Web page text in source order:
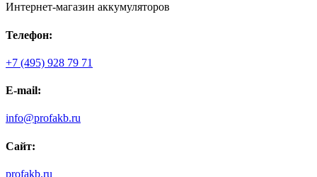
Интернет-магазин аккумуляторов
Телефон:
+7 (495) 928 79 71
E-mail:
info@profakb.ru
Сайт:
profakb.ru